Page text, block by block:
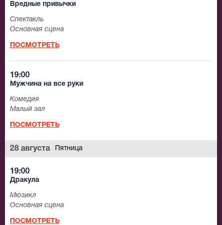
Вредные привычки
Спектакль
Основная сцена
ПОСМОТРЕТЬ
19:00
Мужчина на все руки
Комедия
Малый зал
ПОСМОТРЕТЬ
28 августа Пятница
19:00
Дракула
Мюзикл
Основная сцена
ПОСМОТРЕТЬ